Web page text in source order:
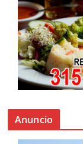
Anuncio